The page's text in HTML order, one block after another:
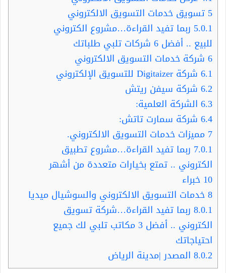
5 تسويق خدمات التسويق الالكتروني
5.0.1 ربما تفيد القراءة…مشروع الكتروني
للبيع .. أفضل 6 شركات تلبي طلباتك
6 شركة خدمات التسويق الالكتروني
6.1 شركة Digitaizer للتسويق الإلكتروني
6.2 شركة سيفن ريتش
6.3 الشركة العلمية:
6.4 شركة سمارت تاتش:
7 مميزات خدمات التسويق الالكتروني.
7.0.1 ربما تفيد القراءة…مشروع تطبيق
الكتروني .. تمتع بخيارات متعددة من أشهر
10 خبراء
8خدمات التسويق الالكتروني والسوشيال ميديا
8.0.1 ربما تفيد القراءة…شركة تسويق
الكتروني .. أفضل 3 مكاتب تلبي لك جميع
احتياجاتك
8.0.2 المصدر |مدينة الرياض